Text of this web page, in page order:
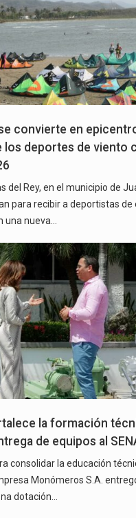
convierte en
los deportes de viento
del Rey, en el municipio de
para recibir a deportistas de
una nueva…
la formación
de equipos al
consolidar la educación
Monómeros S.A.
dotación…